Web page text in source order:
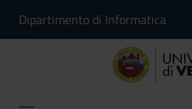
Dipartimento di Informatica